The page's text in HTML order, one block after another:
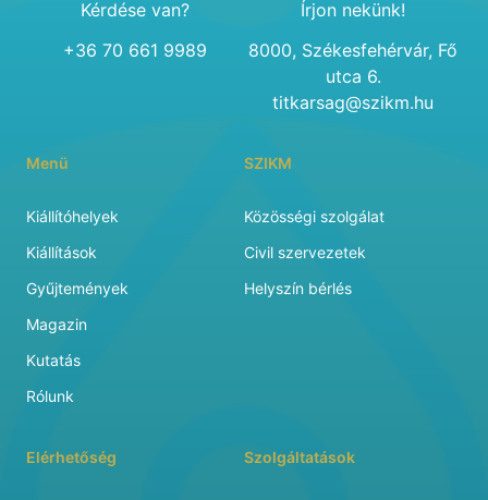
Kérdése van?
+36 70 661 9989
Írjon nekünk!
8000, Székesfehérvár, Fő
utca 6.
titkarsag@szikm.hu
Menü
Kiállítóhelyek
Kiállítások
Gyűjtemények
Magazin
Kutatás
Rólunk
SZIKM
Közösségi szolgálat
Civil szervezetek
Helyszín bérlés
Elérhetőség Szolgáltatások